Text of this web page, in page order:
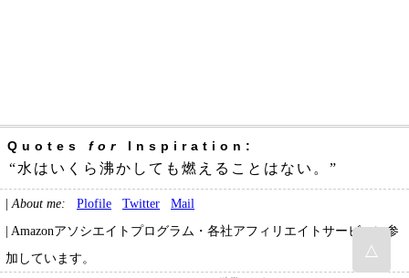
Quotes for Inspiration:
“水はいくら沸かしても燃えることはない。”
| About me: Plofile Twitter
Mail
| Amazonアソシエイトプログラム・各社アフィリエイトサービスに参
加しています。
△